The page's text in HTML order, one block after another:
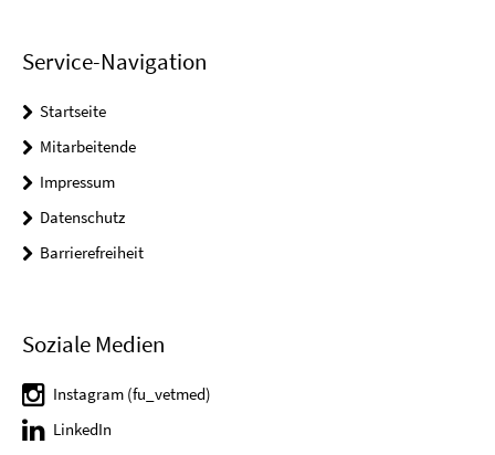
Service-Navigation
Startseite
Mitarbeitende
Impressum
Datenschutz
Barrierefreiheit
Soziale Medien
Instagram (fu_vetmed)
LinkedIn